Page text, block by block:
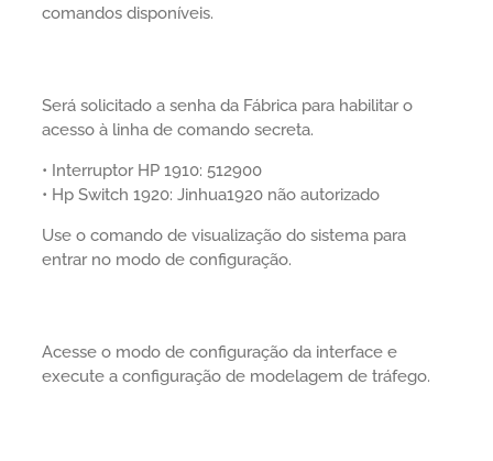
comandos disponíveis.
Será solicitado a senha da Fábrica para habilitar o
acesso à linha de comando secreta.
• Interruptor HP 1910: 512900
• Hp Switch 1920: Jinhua1920 não autorizado
Use o comando de visualização do sistema para
entrar no modo de configuração.
Acesse o modo de configuração da interface e
execute a configuração de modelagem de tráfego.